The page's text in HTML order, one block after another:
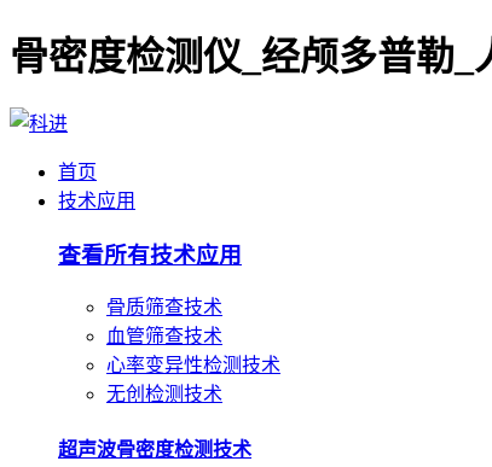
首页
骨质筛查技术
心率变异性检测技术
超声波骨密度检测技术
KJ3000技术体系（足跟骨检测）
超声波骨密度检测技术